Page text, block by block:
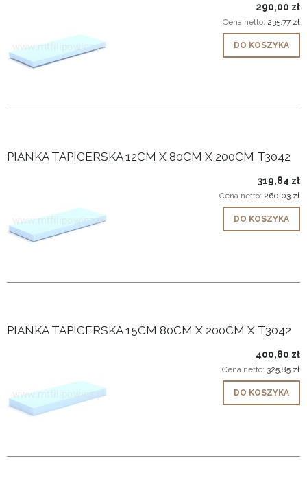
290,00 zł
Cena netto: 235,77 zł
DO KOSZYKA
PIANKA TAPICERSKA 12CM X 80CM X 200CM T3042
319,84 zł
Cena netto: 260,03 zł
DO KOSZYKA
PIANKA TAPICERSKA 15CM 80CM X 200CM X T3042
400,80 zł
Cena netto: 325,85 zł
DO KOSZYKA